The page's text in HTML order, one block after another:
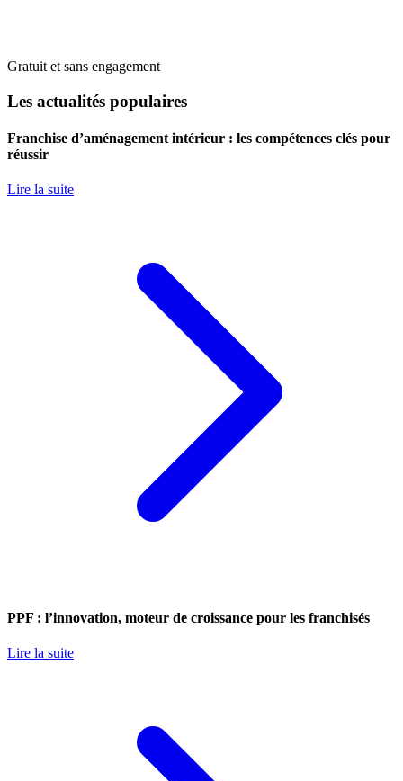
Gratuit et sans engagement
Les actualités populaires
Franchise d’aménagement intérieur : les compétences clés pour
réussir
Lire la suite
PPF : l’innovation, moteur de croissance pour les franchisés
Lire la suite